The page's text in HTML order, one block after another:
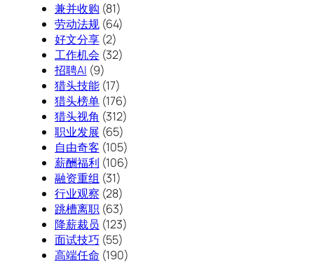
兼并收购 (81)
劳动法规(64)
好文分享(2)
工作机会 (32)
招聘AI (9)
猎头技能(17)
猎头榜单(176)
猎头视角 (312)
职业发展 (65)
自由奇客 (105)
薪酬福利 (106)
融资重组(31)
行业观察 (28)
跳槽离职(63)
降薪裁员 (123)
面试技巧 (55)
高端任命 (190)